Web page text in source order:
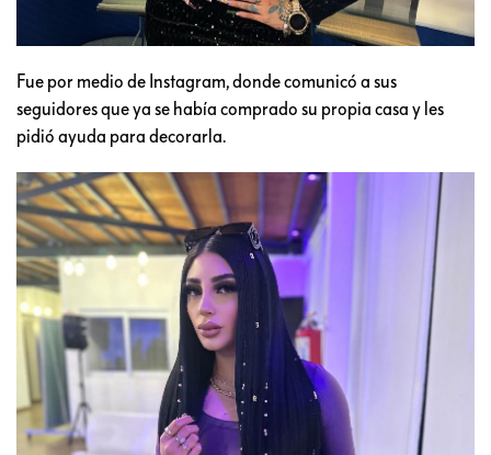
Fue por medio de Instagram, donde comunicó a sus
seguidores que ya se había comprado su propia casa y les
pidió ayuda para decorarla.